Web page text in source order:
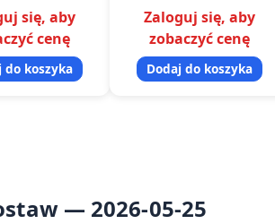
domu, kuchni,
wellness oraz
Każda sztuka…
się, aby
cenę
do koszyka
kategorii dekoracji, ezoterii i
prezentów. Każdy kamień
jest…
Zaloguj się, aby
zobaczyć cenę
Dodaj do koszyka
— 2026-05-25